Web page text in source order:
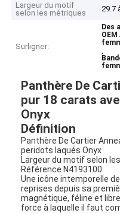
Largeur du motif
selon les métriques
29.7
Surligner:
Des
,
Panthère De
pur 18 carats
Onyx
Définition
Panthère De Cartier
peridots laqués Onyx
Largeur du motif selon
Référence N4193100
Une icône intemporelle
reprises depuis sa
magnétique, féline et
force à laquelle il faut